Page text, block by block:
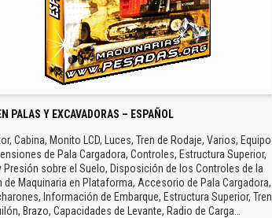
PALAS Y EXCAVADORAS – ESPAÑOL
Cabina, Monito LCD, Luces, Tren de Rodaje, Varios, Equipo
de Pala Cargadora, Controles, Estructura Superior,
Presión sobre el Suelo, Disposición de los Controles de la
Maquinaria en Plataforma, Accesorio de Pala Cargadora,
Información de Embarque, Estructura Superior, Tren
Brazo, Capacidades de Levante, Radio de Carga…